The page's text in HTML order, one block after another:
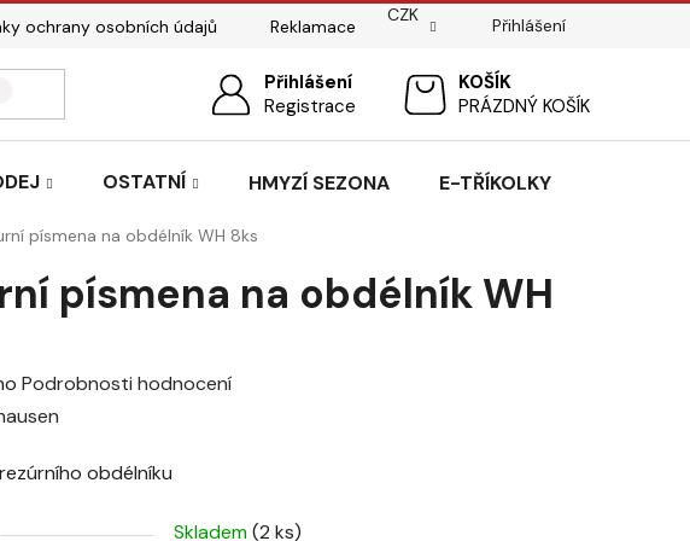
ochrany osobních údajů
Reklamace
Pasování sedel pro koně
CZK
Přihlášení
Přihlášení
Registrace
NÁKUPNÍPRÁZDNÝ KOŠÍK
OSTATNÍ HMYZÍ SEZONA E-TŘÍKOLKY
písmena na obdélník WH 8ks
písmena na obdélník WH
Podrobnosti hodnocení
obdélníku
Skladem(2 ks)